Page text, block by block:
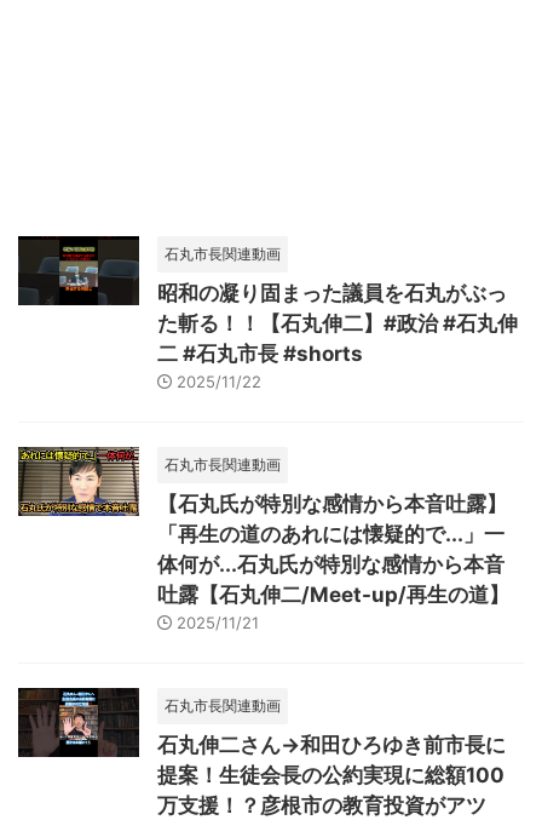
石丸市長関連動画
昭和の凝り固まった議員を石丸がぶっ
た斬る！！【石丸伸二】#政治 #石丸伸
二 #石丸市長 #shorts
2025/11/22
石丸市長関連動画
【石丸氏が特別な感情から本音吐露】
「再生の道のあれには懐疑的で...」一
体何が...石丸氏が特別な感情から本音
吐露【石丸伸二/Meet-up/再生の道】
2025/11/21
石丸市長関連動画
石丸伸二さん→和田ひろゆき前市長に
提案！生徒会長の公約実現に総額100
万支援！？彦根市の教育投資がアツ